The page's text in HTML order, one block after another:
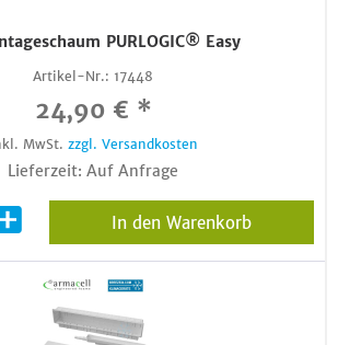
PURLOGIC® Easy
Artikel-Nr.: 17448
24,90 € *
MwSt. zzgl. Versandkosten
Lieferzeit: Auf Anfrage
In den Warenkorb